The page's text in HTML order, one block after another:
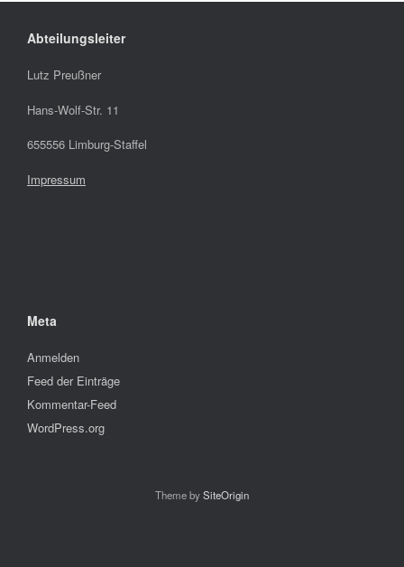
Abteilungsleiter
Lutz Preußner
Hans-Wolf-Str. 11
655556 Limburg-Staffel
Impressum
Meta
Anmelden
Feed der Einträge
Kommentar-Feed
WordPress.org
Theme bySiteOrigin